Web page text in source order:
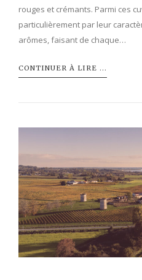
rouges et crémants. Parmi ces
particulièrement par leur
arômes, faisant de chaque…
CONTINUER À LIRE ...